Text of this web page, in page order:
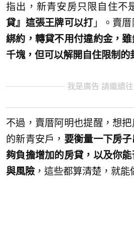
指出，新青安房只限自住不
貸』這張王牌可以打」。賣
綁約，轉貸不用付違約金，
千塊，但可以解開自住限制的
我是廣告 請繼續
不過，賣厝阿明也提醒，想
的新青安戶， 要衡量一下房
夠負擔增加的房貸，以及你
與風險，這些都算清楚，就能